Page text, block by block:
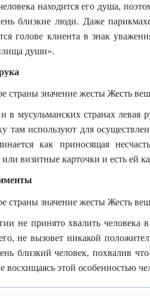
находится его душа,
близкие люди. Даже
голове клиента в знак
души».
мусульманских странах левая
там используют для
как приносящая
визитные карточки и есть ей
не принято хвалить человека
не вызовет никакой
близкий человек, похвалив
восхищаясь этой особенностью